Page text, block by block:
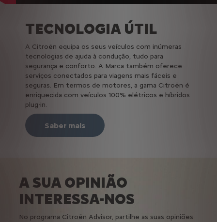
TECNOLOGIA ÚTIL
A Citroën equipa os seus veículos com inúmeras
tecnologias de ajuda à condução, tudo para
segurança e conforto. A Marca também oferece
serviços conectados para viagens mais fáceis e
seguras. Em termos de motores, a gama Citroën é
enriquecida com veículos 100% elétricos e híbridos
plug-in.
Saber mais
A SUA OPINIÃO
INTERESSA-NOS
No programa Citroën Advisor, partilhe as suas opiniões